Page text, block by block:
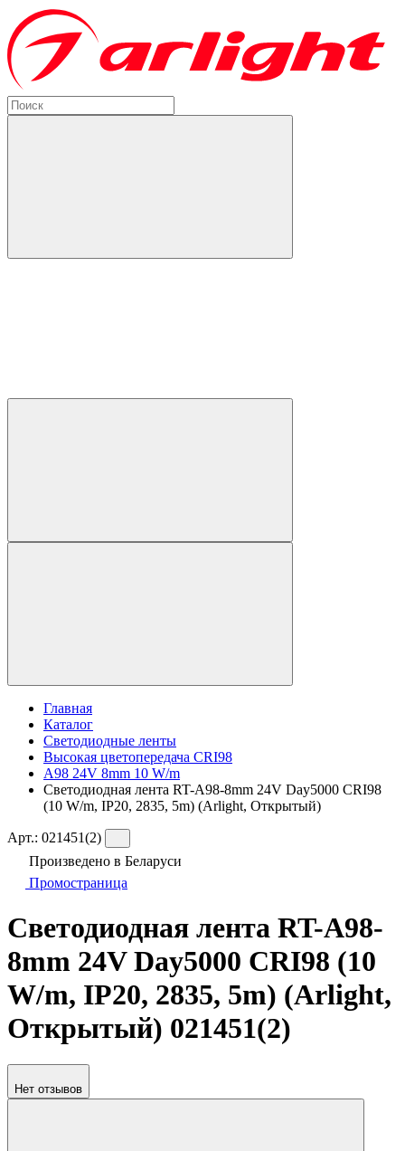
Главная
Каталог
Светодиодные ленты
Высокая цветопередача CRI98
A98 24V 8mm 10 W/m
Светодиодная лента RT-A98-8mm 24V Day5000 CRI98
(10 W/m, IP20, 2835, 5m) (Arlight, Открытый)
Арт.: 021451(2)
Произведено в Беларуси
Промостраница
Светодиодная лента RT-A98-
8mm 24V Day5000 CRI98 (10
W/m, IP20, 2835, 5m) (Arlight,
Открытый) 021451(2)
Нет отзывов